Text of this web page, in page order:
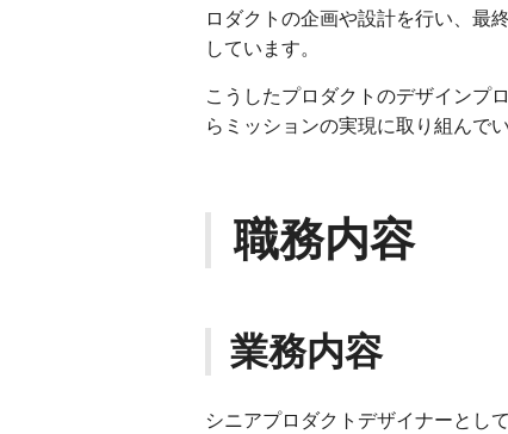
ロダクトの企画や設計を行い、最
しています。
こうしたプロダクトのデザインプ
らミッションの実現に取り組んで
職務内容
業務内容
シニアプロダクトデザイナーとし